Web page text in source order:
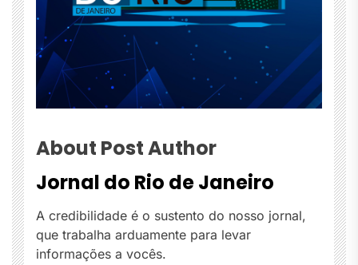
About Post Author
Jornal do Rio de Janeiro
A credibilidade é o sustento do nosso jornal,
que trabalha arduamente para levar
informações a vocês.